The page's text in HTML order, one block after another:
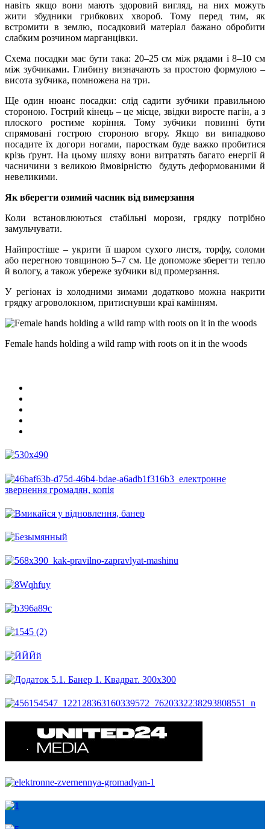
навіть якщо вони мають здоровий вигляд, на них можуть
жити збудники грибкових хвороб. Тому перед тим, як
встромити в землю, посадковий матеріал бажано обробити
слабким розчином марганцівки.
Схема посадки має бути така: 20–25 см між рядами і 8–10 см
між зубчиками. Глибину визначають за простою формулою –
висота зубчика, помножена на три.
Ще один нюанс посадки: слід садити зубчики правильною
стороною. Гострий кінець – це місце, звідки виросте пагін, а з
плоского ростиме коріння. Тому зубчики повинні бути
спрямовані гострою стороною вгору. Якщо ви випадково
посадите їх догори ногами, паросткам буде важко пробитися
крізь ґрунт. На цьому шляху вони витратять багато енергії й
часничини з великою ймовірністю будуть деформованими й
невеликими.
Як вберегти озимий часник від вимерзання
Коли встановлюються стабільні морози, грядку потрібно
замульчувати.
Найпростіше – укрити її шаром сухого листя, торфу, соломи
або перегною товщиною 5–7 см. Це допоможе зберегти тепло
й вологу, а також убереже зубчики від промерзання.
У регіонах із холодними зимами додатково можна накрити
грядку агроволокном, притиснувши краї камінням.
Female hands holding a wild ramp with roots on it in the woods